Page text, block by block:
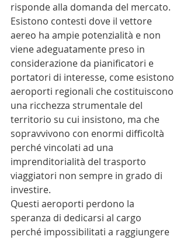
risponde alla domanda del mercato.
Esistono contesti dove il vettore
aereo ha ampie potenzialità e non
viene adeguatamente preso in
considerazione da pianificatori e
portatori di interesse, come esistono
aeroporti regionali che costituiscono
una ricchezza strumentale del
territorio su cui insistono, ma che
sopravvivono con enormi difficoltà
perché vincolati ad una
imprenditorialità del trasporto
viaggiatori non sempre in grado di
investire.
Questi aeroporti perdono la
speranza di dedicarsi al cargo
perché impossibilitati a raggiungere